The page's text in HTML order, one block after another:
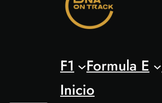
F1 Formula E
Inicio